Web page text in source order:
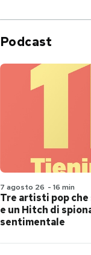
Podcast
7 agosto 26 - 16 min
Tre artisti pop
e un Hitch di
sentimentale